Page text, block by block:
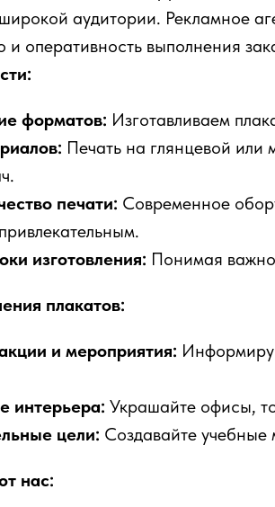
аудитории. Рекламное
и оперативность выполнения
форматов: Изготавливаем
Печать на глянцевой или
печати: Современное
изготовления: Понимая
плакатов:
и мероприятия:
интерьера: Украшайте офисы,
цели: Создавайте
нас: